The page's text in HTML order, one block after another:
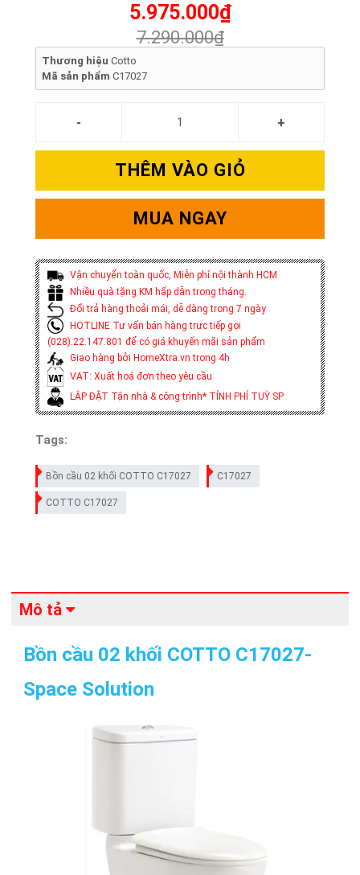
5.975.000₫
7.290.000₫
Thương hiệu Cotto
Mã sản phẩm C17027
THÊM VÀO GIỎ
MUA NGAY
Vận chuyển toàn quốc, Miễn phí nội thành HCM
Nhiều quà tặng KM hấp dẫn trong tháng.
Đổi trả hàng thoải mái, dễ dàng trong 7 ngày
HOTLINE Tư vấn bán hàng trực tiếp gọi
(028).22.147.801 để có giá khuyến mãi sản phẩm
Giao hàng bởi HomeXtra.vn trong 4h
VAT: Xuất hoá đơn theo yêu cầu
LẮP ĐẶT Tận nhà & công trình* TÍNH PHÍ TUỲ SP
Tags:
Bồn cầu 02 khối COTTO C17027 C17027
COTTO C17027
Mô tả
Bồn cầu 02 khối COTTO C17027-
Space Solution